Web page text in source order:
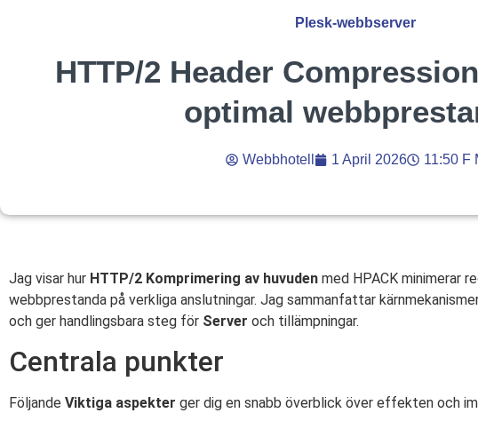
Plesk-webbserver
HTTP/2 Header
optimal
Webbhotell 1 April 2026 11:50 F
Jag visar hur HTTP/2 Komprimering av huvuden med HPACK minimerar
webbprestanda på verkliga anslutningar. Jag sammanfattar
och ger handlingsbara steg för Server och tillämpningar.
Centrala punkter
Följande Viktiga aspekter ger dig en snabb överblick över effekten och